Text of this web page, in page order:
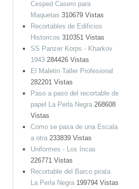
Cesped Casero para
Maquetas 310679 Vistas
Recortables de Edificios
Historicos 310351 Vistas
SS Panzer Korps - Kharkov
1943284426 Vistas
El Maletin Taller Profesional
282201 Vistas
Paso a paso del recortable de
papel La Perla Negra268608
Vistas
Como se pasa de una Escala
a otra233839 Vistas
Uniformes - Los Incas
226771 Vistas
Recortable del Barco pirata
La Perla Negra199794 Vistas